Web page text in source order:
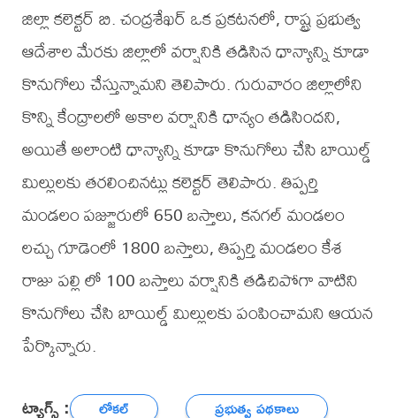
జిల్లా కలెక్టర్ బి. చంద్రశేఖర్ ఒక ప్రకటనలో, రాష్ట్ర ప్రభుత్వ
ఆదేశాల మేరకు జిల్లాలో వర్షానికి తడిసిన ధాన్యాన్ని కూడా
కొనుగోలు చేస్తున్నామని తెలిపారు. గురువారం జిల్లాలోని
కొన్ని కేంద్రాలలో అకాల వర్షానికి ధాన్యం తడిసిందని,
అయితే అలాంటి ధాన్యాన్ని కూడా కొనుగోలు చేసి బాయిల్డ్
మిల్లులకు తరలించినట్లు కలెక్టర్ తెలిపారు. తిప్పర్తి
మండలం పజ్జూరులో 650 బస్తాలు, కనగల్ మండలం
లచ్చు గూడెంలో 1800 బస్తాలు, తిప్పర్తి మండలం కేశ
రాజు పల్లి లో 100 బస్తాలు వర్షానికి తడిచిపోగా వాటిని
కొనుగోలు చేసి బాయిల్డ్ మిల్లులకు పంపించామని ఆయన
పేర్కొన్నారు.
ట్యాగ్స్ : లోకల్ ప్రభుత్వ పథకాలు